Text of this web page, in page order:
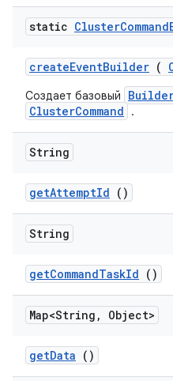
static ClusterCommand
createEventBuilder (
Создает базовый
ClusterCommand .
String
getAttemptId ()
String
getCommandTaskId ()
Map<String , Object>
getData ()